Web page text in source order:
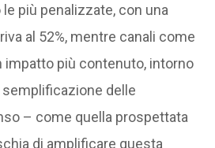
più penalizzate, con una
al 52%, mentre canali come
impatto più contenuto, intorno
semplificazione delle
– come quella prospettata
di amplificare questa